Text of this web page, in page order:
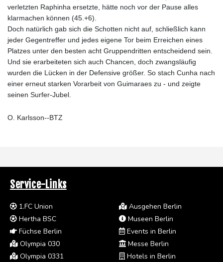
verletzten Raphinha ersetzte, hätte noch vor der Pause alles
klarmachen können (45.+6).
Doch natürlich gab sich die Schotten nicht auf, schließlich kann
jeder Gegentreffer und jedes eigene Tor beim Erreichen eines
Platzes unter den besten acht Gruppendritten entscheidend sein.
Und sie erarbeiteten sich auch Chancen, doch zwangsläufig
wurden die Lücken in der Defensive größer. So stach Cunha nach
einer erneut starken Vorarbeit von Guimaraes zu - und zeigte
seinen Surfer-Jubel.
O. Karlsson--BTZ
Service-Links
1.FC Union
Hertha BSC
Füchse Berlin
Olympia 030
Olympia 0331
Ausgehen Berlin
Museen Berlin
Events in Berlin
Messe Berlin
Hotels in Berlin